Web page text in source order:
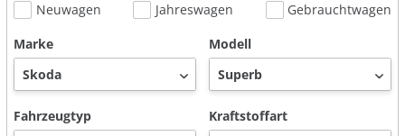
Neuwagen Jahreswagen
Gebrauchtwagen
Marke
Modell
Fahrzeugtyp Kraftstoffart